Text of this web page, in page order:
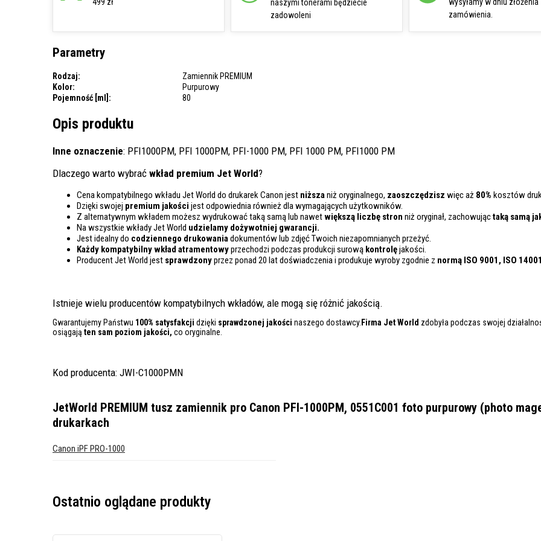
499 zł
naszymi tonerami będziecie
zadowoleni
wysyłamy w dniu złożenia
zamówienia.
Parametry
Rodzaj:
Zamiennik PREMIUM
Kolor:
Purpurowy
Pojemność [ml]:
80
Opis produktu
Inne oznaczenie: PFI1000PM, PFI 1000PM, PFI-1000 PM, PFI 1000 PM, PFI1000 PM
Dlaczego warto wybrać wkład premium Jet World?
Cena kompatybilnego wkładu Jet World do drukarek Canon jest niższaniż oryginalnego, zaoszczędzisz więc aż 80% kosztów
Dzięki swojej premium jakości jest odpowiednia również dla wymagających użytkowników.
Z alternatywnym wkładem możesz wydrukować taką samą lub nawetwiększą liczbę stron niż oryginał, zachowująctaką samą
Na wszystkie wkłady Jet World udzielamy dożywotniej gwarancji.
Jest idealny do codziennego drukowaniadokumentów lub zdjęć Twoich niezapomnianych przeżyć.
Każdy kompatybilny wkład atramentowyprzechodzi podczas produkcji surową kontrolęjakości.
Producent Jet World jest sprawdzonyprzez ponad 20 lat doświadczenia i produkuje wyroby zgodnie z normą ISO 9001, ISO
Istnieje wielu producentów kompatybilnych wkładów, ale mogą się różnić jakością.
Gwarantujemy Państwu 100% satysfakcji dzięki sprawdzonej jakości naszego dostawcy. Firma Jet World zdobyła podczas swojej
osiągają ten sam poziom jakości, co oryginalne.
Kod producenta: JWI-C1000PMN
JetWorld PREMIUM tusz zamiennik pro Canon PFI-1000PM, 0551C001 foto purpurowy (photo
drukarkach
Canon iPF PRO-1000
Ostatnio oglądane produkty